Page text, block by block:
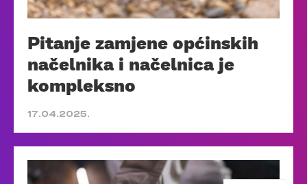
Pitanje zamjene općinskih
načelnika i načelnica je
kompleksno
17.04.2025.